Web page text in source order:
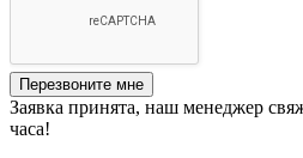
Перезвоните мне
Заявка принята, наш менеджер
часа!